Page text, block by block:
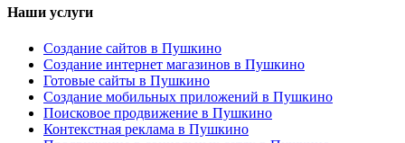
Наши услуги
Создание сайтов в Пушкино
Создание интернет магазинов в Пушкино
Готовые сайты в Пушкино
Создание мобильных приложений в Пушкино
Поисковое продвижение в Пушкино
Контекстная реклама в Пушкино